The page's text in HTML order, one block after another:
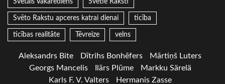
Svētais Vakarēdiens Svētie Raksti
Svēto Rakstu apceres katrai dienai ticība
ticības realitāte Tēvreize velns
Aleksandrs Bite Dītrihs Bonhēfers
Mārtiņš Luters
Georgs Mancelis
Ilārs Plūme
Markku Särelä
Karls F. V. Valters
Hermanis Zasse